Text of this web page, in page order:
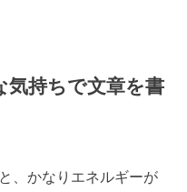
気持ちで文章を書
、かなりエネルギーが